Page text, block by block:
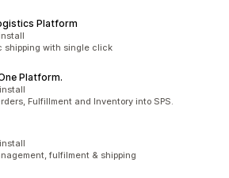
Platform
shipping with single click
Platform.
Fulfillment and Inventory into SPS.
fulfilment & shipping